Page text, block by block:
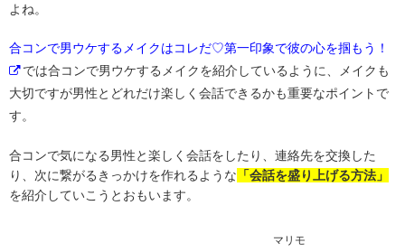
よね。
合コンで男ウケするメイクはコレだ♡第一印象で彼の心を掴もう！
では合コンで男ウケするメイクを紹介しているように、メイクも
大切ですが男性とどれだけ楽しく会話できるかも重要なポイントで
す。
合コンで気になる男性と楽しく会話をしたり、連絡先を交換した
り、次に繋がるきっかけを作れるような 「会話を盛り上げる方法」
を紹介していこうとおもいます。
マリモ